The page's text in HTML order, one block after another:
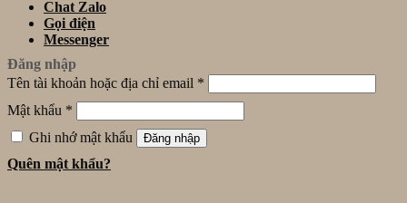
Chat Zalo
Gọi điện
Messenger
Đăng nhập
Tên tài khoản hoặc địa chỉ email *
Mật khẩu *
Ghi nhớ mật khẩu
Đăng nhập
Quên mật khẩu?